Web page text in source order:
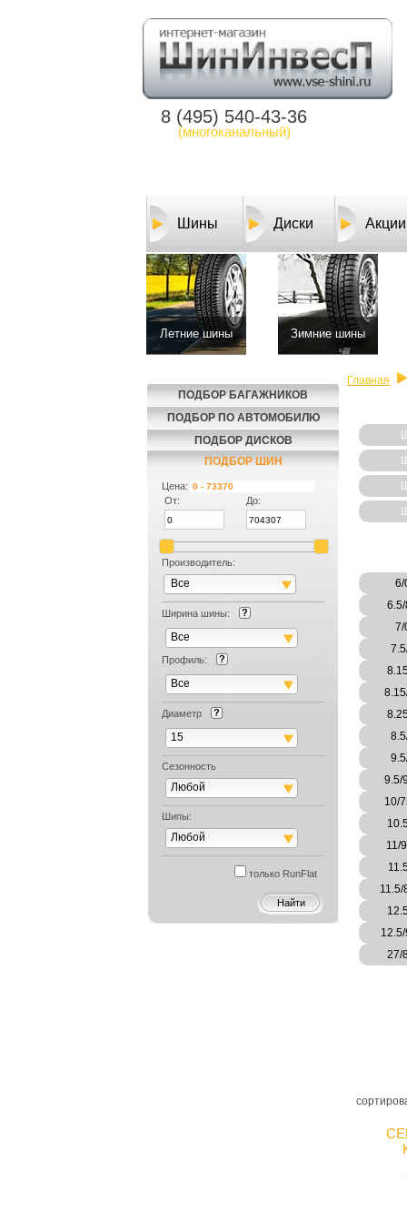
8 (495) 540-43-36
(многоканальный)
Шины Диски Акции
Летние шины Зимние шины
ПОДБОР БАГАЖНИКОВ
ПОДБОР ПО АВТОМОБИЛЮ
ПОДБОР ДИСКОВ
ПОДБОР ШИН
Цена:
От:
До:
Производитель:
Все
Ширина шины:
Все
Профиль:
Все
Диаметр
15
Сезонность
Любой
Шипы:
Любой
только RunFlat
Главная
6/
7/
9.5/
10/
11/
11.5/
27/